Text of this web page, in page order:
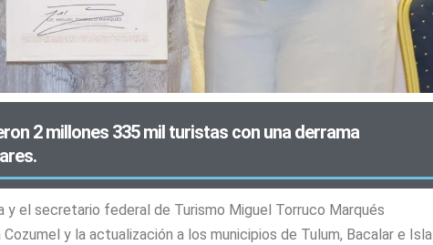
2 millones 335 mil turistas con una derrama
y el secretario federal de Turismo Miguel Torruco Marqués
y la actualización a los municipios de Tulum, Bacalar e Isla